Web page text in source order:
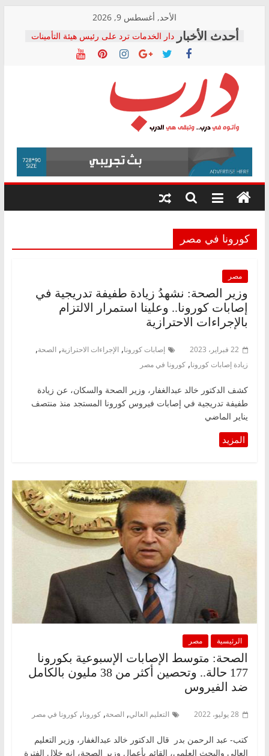
content
الأحد, أغسطس 9, 2026
المجلس القومي لحقوق الإنسان يعلن
متابعة قضية الدكتور محمد زهران.. ويؤكد:
قرينة البراءة وضمانات المحاكمة العادلة
حق أصيل
بعد مؤتمره الصحفي: إنكار الأزمة لا ينهي
معاناة أصحاب المعاشات.. ونطالب بكشف
الشركة المنفذة
فرحات سليمان يكتب: القطاع الصحي إلى
أين؟
في الصحة” بالإسكندرية لرصد الانتهاكات
ودعم المرضى
صور .. اعتماد الرسومات النهائية للقرار
الوزاري لمدينة الصحفيين.. وانتهاء أعمال
إنشاء المبنى الإداري
درب
وأتوه
درب..
وتبقى
هي
كورونا في مصر
مصر
وزير الصحة: نشهدُ زيادة طفيفة تدريجية في
إصابات كورونا.. وعلينا استمرار الالتزام
بالإجراءات الاحترازية
22 فبراير، 2023 إصابات كورونا, الإجراءات الاحترازية, الصحة,
زيادة إصابات كورونا, كورونا في مصر
كشف الدكتور خالد عبدالغفار، وزير الصحة والسكان، عن زيادة
طفيفة تدريجية في إصابات فيروس كورونا المستجد منذ منتصف
يناير الماضي
الرئيسية مصر
الصحة: متوسط الإصابات الإسبوعية بكورونا
177 حالة.. وتحصين أكثر من 38 مليون بالكامل
ضد الفيروس
28 يوليو، 2022 التعليم العالي, الصحة, كورونا, كورونا في مصر
كتب- عبد الرحمن بدر قال الدكتور خالد عبدالغفار، وزير التعليم
العالي والبحث العلمي، القائم بأعمال وزير الصحة، إنه خلال الفترة